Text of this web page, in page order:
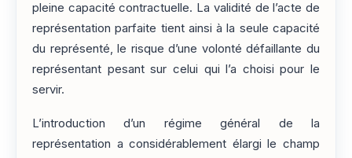
pleine capacité contractuelle. La validité de l’acte de
représentation parfaite tient ainsi à la seule capacité
du représenté, le risque d’une volonté défaillante du
représentant pesant sur celui qui l’a choisi pour le
servir.
L’introduction d’un régime général de la
représentation a considérablement élargi le champ